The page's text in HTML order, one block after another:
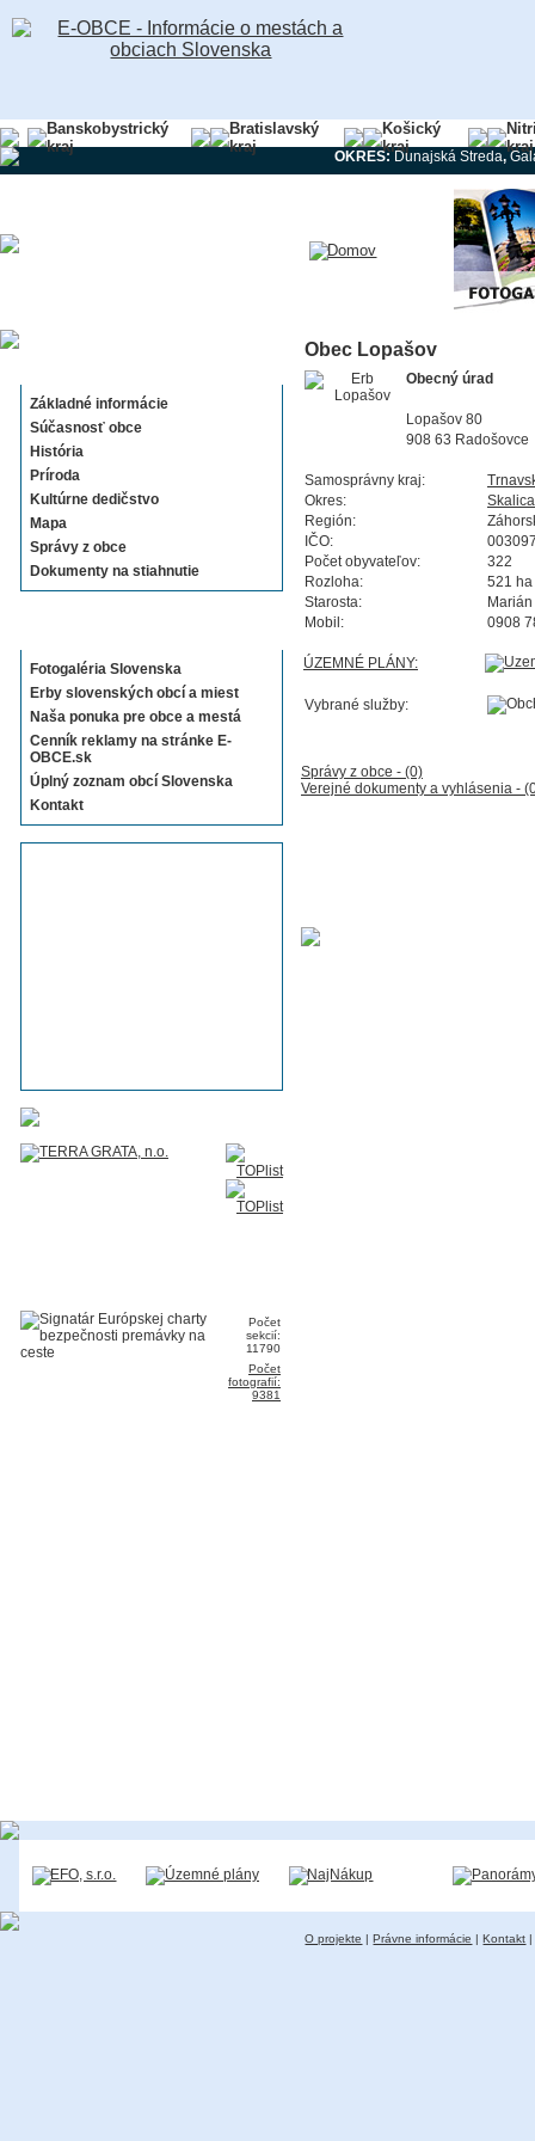
Banskobystrický
kraj
Bratislavský
kraj
Košický
kraj
kraj
OKRES:Dunajská Streda,
Základné informácie
Súčasnosť obce
História
Príroda
Kultúrne dedičstvo
Mapa
Správy z obce
Dokumenty na stiahnutie
Fotogaléria Slovenska
Erby slovenských obcí a miest
Naša ponuka pre obce a mestá
Cenník reklamy na stránke E-
OBCE.sk
Úplný zoznam obcí Slovenska
Kontakt
Počet
sekcií:
11790
Počet
fotografií:
9381
Obec Lopašov
Obecný úrad
Lopašov 80
908 63 Radošovce
Samosprávny kraj:
Okres:
Skalica
Región:
IČO:
Počet obyvateľov:
322
Rozloha:
521 ha
Starosta:
Mobil:
0908
ÚZEMNÉ PLÁNY:
Vybrané služby:
Správy z obce - (0)
Verejné dokumenty a vyhlásenia -
O projekte |Právne informácie |Kontakt